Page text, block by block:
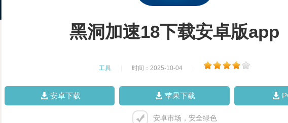
黑洞加速18下载安卓版app
工具 时间：2025-10-04
安卓下载 苹果下载
安卓市场，安全绿色